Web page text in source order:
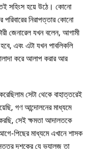
সহিংস হয়ে উঠে। কোনো
নিরাপত্তার কোনো
জেনারেল যখন বলেন, আগামী
এবং এটা যখন পাবলিকলি
করে আলাপ করার আর
সেটা থেকে বাহাত্তরেই
গণ আন্দোলনের মাধ্যমে
সেই ক্ষমতা আদালতকে
পিছের মাধ্যমে এখানে শাসক
দশকের যে ভ্যালুজ তা